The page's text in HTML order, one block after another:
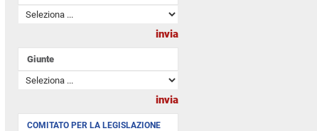
Giunte
COMITATO PER LA LEGISLAZIONE